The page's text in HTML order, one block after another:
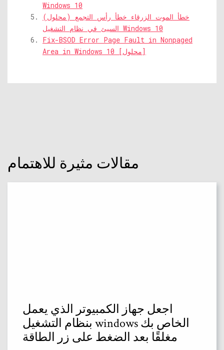
Windows 10
(محلول) خطأ الموت الزرقاء خطأ رأس التجمع
السيئ في نظام التشغيل Windows 10
Fix-BSOD Error Page Fault in Nonpaged
Area in Windows 10 [محلول]
مقالات مثيرة للاهتمام
اجعل جهاز الكمبيوتر الذي يعمل
بنظام التشغيل windows الخاص بك
مغلقًا بعد الضغط على زر الطاقة